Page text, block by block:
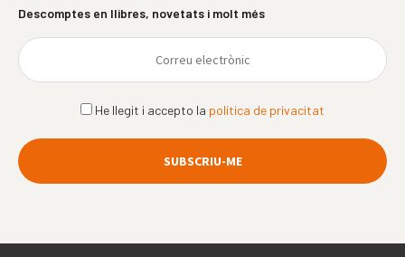
Descomptes en llibres, novetats i molt més
He llegit i accepto la política de privacitat